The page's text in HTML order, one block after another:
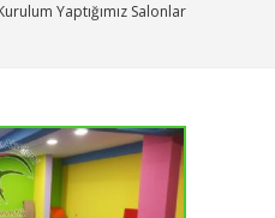
Yaptığımız Salonlar